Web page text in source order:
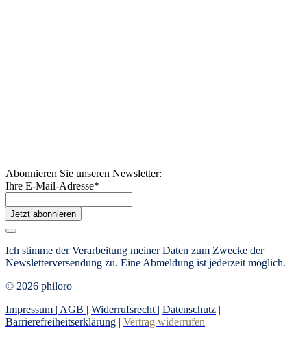
Abonnieren Sie unseren Newsletter:
Ihre E-Mail-Adresse*
Jetzt abonnieren
Ich stimme der Verarbeitung meiner Daten zum Zwecke der
Newsletterversendung zu. Eine Abmeldung ist jederzeit möglich.
© 2026 philoro
Impressum | AGB | Widerrufsrecht | Datenschutz |
Barrierefreiheitserklärung | Vertrag widerrufen